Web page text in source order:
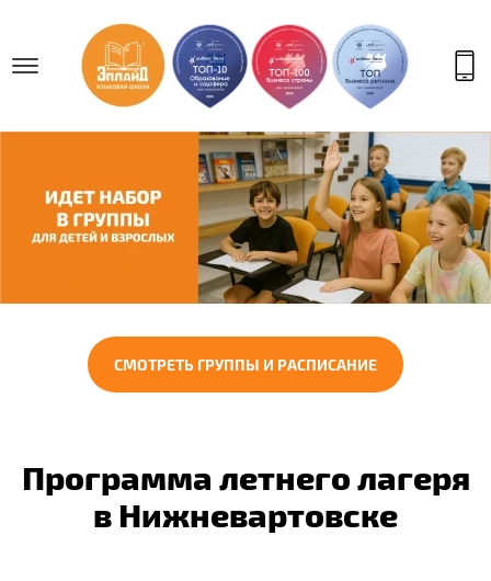
СМОТРЕТЬ ГРУППЫ И РАСПИСАНИЕ
Программа летнего лагеря
в Нижневартовске